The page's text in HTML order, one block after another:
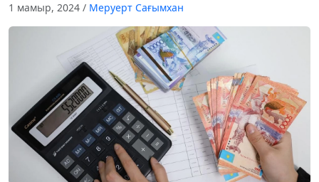
1 мамыр, 2024 / Меруерт Сағымхан